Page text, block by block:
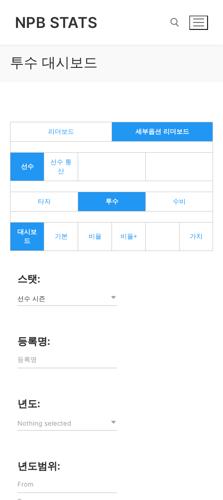
NPB STATS
Search for:
투수 대시보드
리더보드 세부옵션 리더보드
선수
선수 통
산
타자 투수 수비
대시보
드
기본 비율 비율+ 가치
스탯:
선수 시즌
등록명:
년도:
Nothing selected
년도범위: